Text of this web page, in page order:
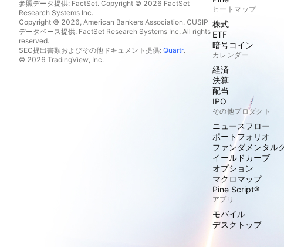
参照データ提供: FactSet. Copyright © 2026 FactSet
Research Systems Inc.
Copyright © 2026, American Bankers Association. CUSIP
データベース提供: FactSet Research Systems Inc. All rights
reserved.
SEC提出書類およびその他ドキュメント提供: Quartr.
© 2026 TradingView, Inc.
ヒートマップ
株式
ETF
暗号コイン
カレンダー
経済
決算
配当
IPO
その他プロダクト
ニュースフロー
ポートフォリオ
ファンダメンタル
イールドカーブ
オプション
マクロマップ
Pine Script®
アプリ
モバイル
デスクトップ